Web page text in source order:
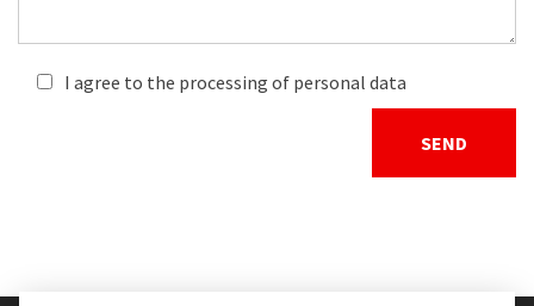
I agree to the processing of personal data